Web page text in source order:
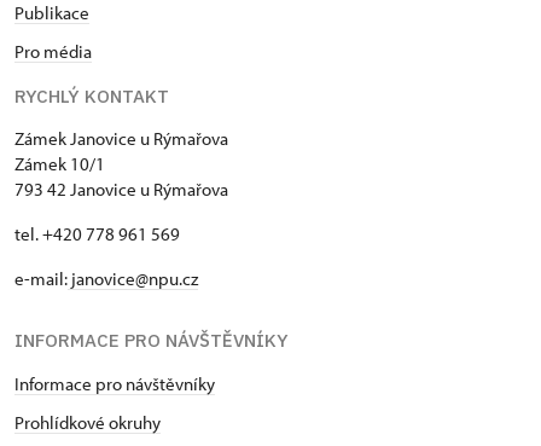
Publikace
Pro média
RYCHLÝ KONTAKT
Zámek Janovice u Rýmařova
Zámek 10/1
793 42 Janovice u Rýmařova
tel. +420 778 961 569
e-mail: janovice@npu.cz
INFORMACE PRO NÁVŠTĚVNÍKY
Informace pro návštěvníky
Prohlídkové okruhy